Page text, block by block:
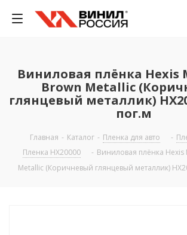
Виниловая плёнка Hexis
Brown Metallic
глянцевый металлик)
пог.м
Главная - Каталог - Пленка для авто -
Пленка HX20000
- Виниловая плёнка Hexis
Metallic (Коричневый глянцевый металлик)